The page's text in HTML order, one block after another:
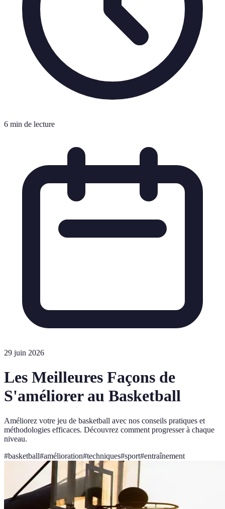
6 min de lecture
29 juin 2026
Les Meilleures Façons de
S'améliorer au Basketball
Améliorez votre jeu de basketball avec nos conseils pratiques et
méthodologies efficaces. Découvrez comment progresser à chaque
niveau.
#basketball#amélioration#techniques#sport#entraînement